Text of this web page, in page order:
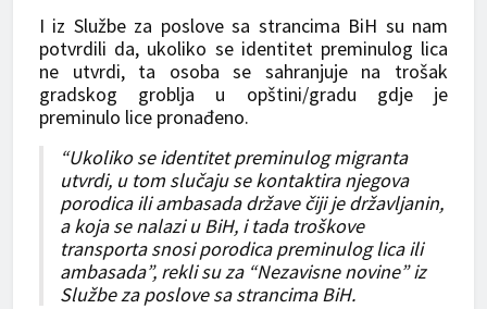
I iz Službe za poslove sa strancima BiH su nam
potvrdili da, ukoliko se identitet preminulog lica
ne utvrdi, ta osoba se sahranjuje na trošak
gradskog groblja u opštini/gradu gdje je
preminulo lice pronađeno.
“Ukoliko se identitet preminulog migranta
utvrdi, u tom slučaju se kontaktira njegova
porodica ili ambasada države čiji je državljanin,
a koja se nalazi u BiH, i tada troškove
transporta snosi porodica preminulog lica ili
ambasada”, rekli su za “Nezavisne novine” iz
Službe za poslove sa strancima BiH.